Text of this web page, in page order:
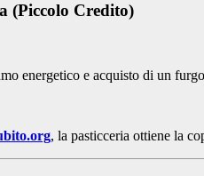
(Piccolo Credito)
energetico e acquisto di un
, la pasticceria ottiene la